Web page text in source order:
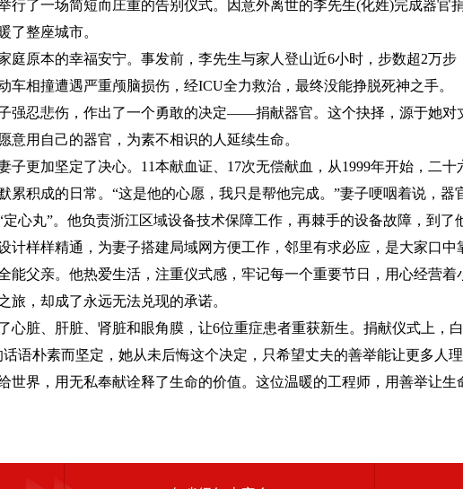
了一场简短而庄重的告别仪式。因意外离世的李先生(化姓)完成器官
了整座城市。
原本的幸福安宁。事发前，李先生与家人登山近6小时，步数超2万
车相撞遭遇严重颅脑损伤，经ICU全力救治，最终没能挣脱死神之手。
忍悲伤，作出了一个勇敢的决定——捐献器官。这个抉择，源于她对
意用自己的器官，为素不相识的人延续生命。
加坚定了决心。11本献血证、17次无偿献血，从1999年开始，二
累积成的日常。“这是他的心愿，我只是帮他完成。”妻子哽咽着说，器
丸”。他负责浙江区域设备技术保障工作，再棘手的设备故障，到
样样精通，为妻子搭建局域网方便工作，邻里有求必应，是大家口中
父亲。他热爱生活，注重仪式感，牢记每一个重要节日，用心经营着
旅，却成了永远无法兑现的承诺。
脏、肝脏、肾脏和眼角膜，让6位重症患者重获新生。捐献仪式上，
语朴素而坚定，她从未后悔这个决定，只希望丈夫的善举能让更多人理
界，用无私奉献诠释了生命的价值。这位温暖的工程师，用善举让生